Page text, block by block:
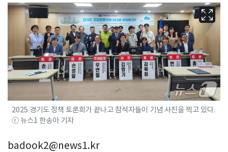
2025 경기도 정책 토론회가 끝나고 참석자들이 기념 사진을 찍고 있다.
ⓒ 뉴스1 한송아 기자
badook2@news1.kr